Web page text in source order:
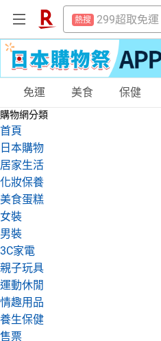
熱搜 299超取免運
熱搜 防颱專區
熱搜 賺點樂翻天
平板電腦
熱搜 防颱專區
熱搜 賺點樂翻天
熱搜 平板電腦
熱搜 電子閱讀器
購物網分類
天天免運
女裝
免運 美食 保健
購物網分類
首頁
日本購物
居家生活
化妝保養
美食蛋糕
女裝
男裝
3C家電
親子玩具
運動休閒
情趣用品
養生保健
售票